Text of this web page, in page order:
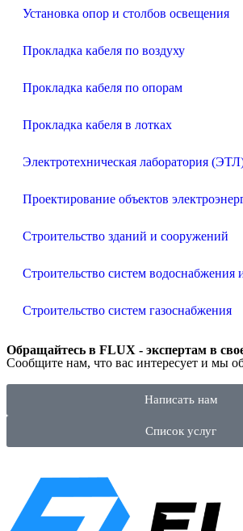
Установка опор и столбов освещения
Прокладка кабеля по воздуху
Прокладка кабеля по опорам
Прокладка кабеля в лотках
Электротехническая лаборатория
Проектирование объектов
Строительство зданий и сооружений
Строительство систем водоснабжения
Строительство систем газоснабжения
Обращайтесь в FLUX - экспертам в
Сообщите нам, что вас интересует и мы
Написать нам
Список услуг